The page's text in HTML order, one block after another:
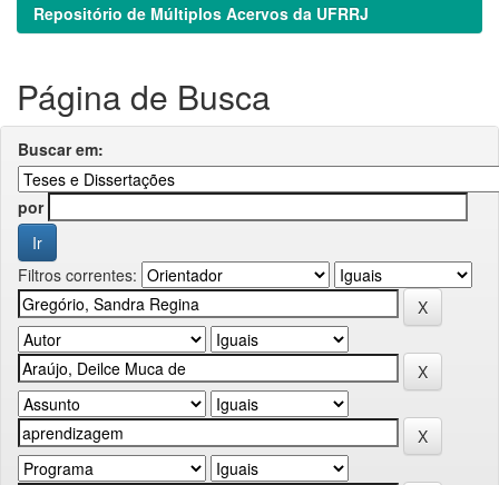
Repositório de Múltiplos Acervos da UFRRJ
Página de Busca
Buscar em:
por
Filtros correntes: